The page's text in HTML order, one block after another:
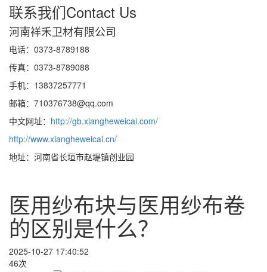
联系我们Contact Us
河南祥禾卫材有限公司
电话：0373-8789188
传真：0373-8789088
手机：13837257771
邮箱：710376738@qq.com
中文网址： http://gb.xiangheweicai.com/
http://www.xiangheweicai.cn/
地址：河南省长垣市赵堤镇创业园
医用纱布块与医用纱布卷
的区别是什么？
2025-10-27 17:40:52
46次